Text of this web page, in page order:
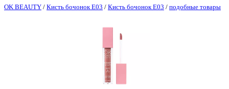
OK BEAUTY / Кисть бочонок E03 / Кисть бочонок E03 / подобные товары